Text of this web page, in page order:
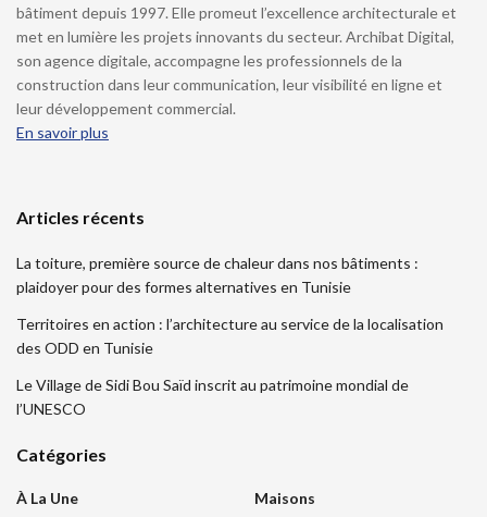
bâtiment depuis 1997. Elle promeut l’excellence architecturale et
met en lumière les projets innovants du secteur. Archibat Digital,
son agence digitale, accompagne les professionnels de la
construction dans leur communication, leur visibilité en ligne et
leur développement commercial.
En savoir plus
Articles récents
La toiture, première source de chaleur dans nos bâtiments :
plaidoyer pour des formes alternatives en Tunisie
Territoires en action : l’architecture au service de la localisation
des ODD en Tunisie
Le Village de Sidi Bou Saïd inscrit au patrimoine mondial de
l’UNESCO
Catégories
À La Une
Maisons